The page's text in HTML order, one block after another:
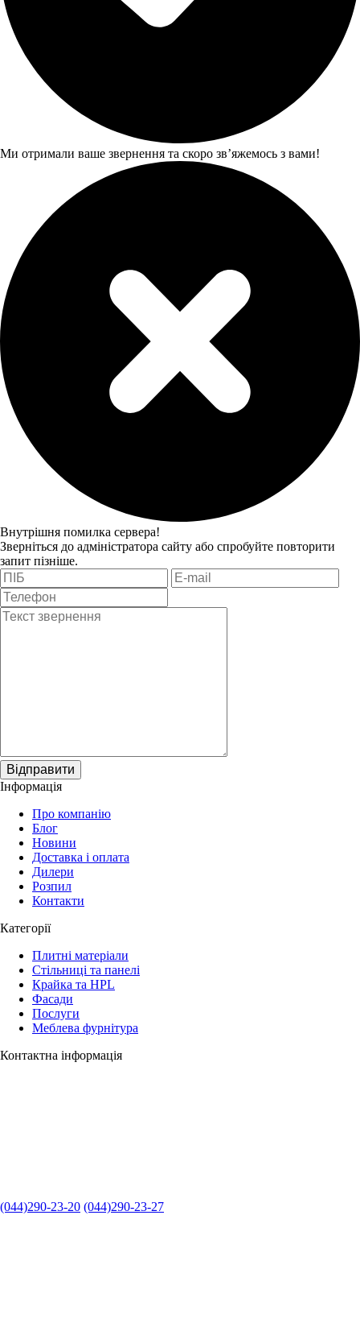
Ми отримали ваше звернення та скоро звʼяжемось з вами!
Внутрішня помилка сервера!
Зверніться до адміністратора сайту або спробуйте повторити
запит пізніше.
Відправити
Інформація
Про компанію
Блог
Новини
Доставка і оплата
Дилери
Розпил
Контакти
Категорії
Плитні матеріали
Стільниці та панелі
Крайка та HPL
Фасади
Послуги
Меблева фурнітура
Контактна інформація
(044)290-23-20 (044)290-23-27